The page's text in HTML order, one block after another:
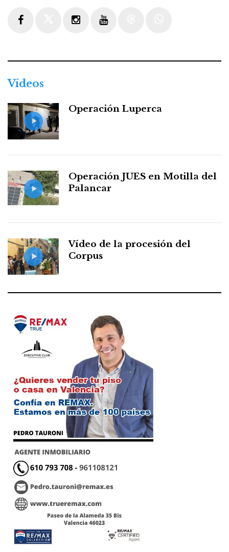
Vídeos
Operación Luperca
Operación JUES en Motilla del
Palancar
Vídeo de la procesión del
Corpus